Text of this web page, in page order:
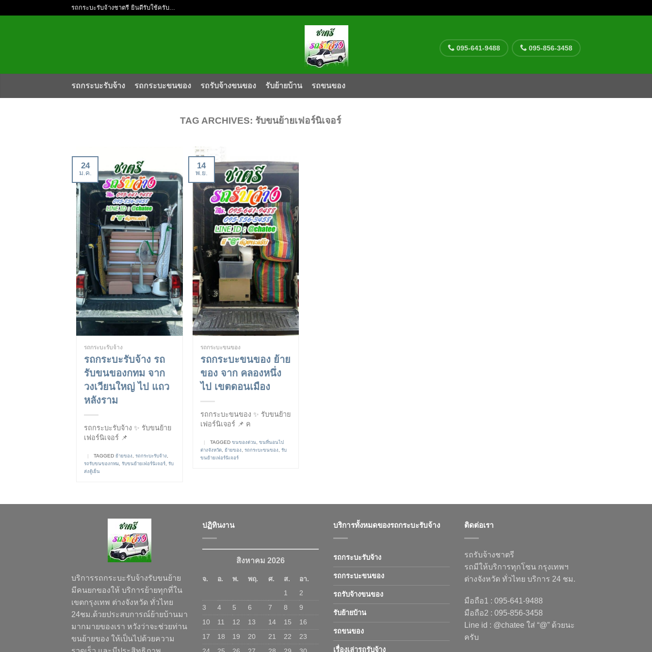
รถกระบะรับจ้างชาตรี ยินดีรับใช้ครับ...
095-641-9488 095-856-3458
รถกระบะรับจ้าง รถกระบะขนของ รถรับจ้างขนของ รับย้ายบ้าน รถขนของ
TAG ARCHIVES: รับขนย้ายเฟอร์นิเจอร์
24
ม.ค.
รถกระบะรับจ้าง
รถกระบะรับจ้าง รถ
รับขนของกทม จาก
วงเวียนใหญ่ ไป แถว
หลังราม
รถกระบะรับจ้าง ✨ รับขนย้าย
เฟอร์นิเจอร์ 📌
| TAGGED ย้ายของ, รถกระบะรับจ้าง,
รถรับขนของกทม, รับขนย้ายเฟอร์นิเจอร์, รับ
ส่งตู้เย็น
14
พ.ย.
รถกระบะขนของ
รถกระบะขนของ ย้าย
ของ จาก คลองหนึ่ง
ไป เขตดอนเมือง
รถกระบะขนของ ✨ รับขนย้าย
เฟอร์นิเจอร์ 📌 ค
| TAGGED ขนของด่วน, ขนที่นอนไป
ต่างจังหวัด, ย้ายของ, รถกระบะขนของ, รับ
ขนย้ายเฟอร์นิเจอร์
บริการรถกระบะรับจ้างรับขนย้าย
มีคนยกของให้ บริการย้ายทุกที่ใน
เขตกรุงเทพ ต่างจังหวัด ทั่วไทย
24ชม.ด้วยประสบการณ์ย้ายบ้านมา
มากมายของเรา หวังว่าจะช่วยท่าน
ขนย้ายของ ให้เป็นไปด้วยความ
ปฏิทินงาน
สิงหาคม 2026
จ. อ. พ. พฤ. ศ. ส.
อา.
1
2
3
4 5 6 7 8
9
10
11 12 13 14 15
16
17
18 19 20 21 22
23
บริการทั้งหมดของรถกระบะรับจ้าง
รถกระบะรับจ้าง
รถกระบะขนของ
รถรับจ้างขนของ
รับย้ายบ้าน
รถขนของ
เรื่องเล่ารถรับจ้าง
ติดต่อเรา
รถรับจ้างชาตรี
รถมีให้บริการทุกโซน กรุงเทพฯ
ต่างจังหวัด ทั่วไทย บริการ 24 ชม.
มือถือ1 : 095-641-9488
มือถือ2 : 095-856-3458
Line id : @chatee ใส่ “@” ด้วยนะ
ครับ